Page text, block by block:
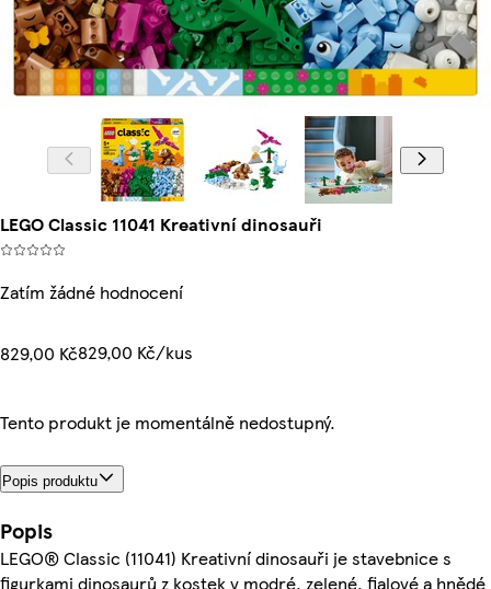
LEGO Classic 11041 Kreativní dinosauři
Zatím žádné hodnocení
829,00 Kč829,00 Kč/kus
Tento produkt je momentálně nedostupný.
Popis produktu
Popis
LEGO® Classic (11041) Kreativní dinosauři je stavebnice s
figurkami dinosaurů z kostek v modré, zelené, fialové a hnědé